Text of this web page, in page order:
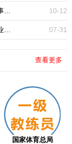
10-12
07-31
查看更多
国家体育总局